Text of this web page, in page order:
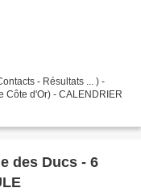
- Résultats ... ) -
Côte d'Or) - CALENDRIER
des Ducs - 6